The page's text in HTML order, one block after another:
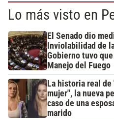
Lo más visto en
El Senado dio
Inviolabilidad de
Gobierno tuvo
Manejo del Fuego
La historia real de
mujer", la nueva
caso de una
marido